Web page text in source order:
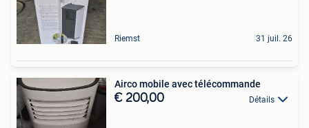
Riemst 31 juil. 26
Airco mobile avec télécommande
€ 200,00 Détails